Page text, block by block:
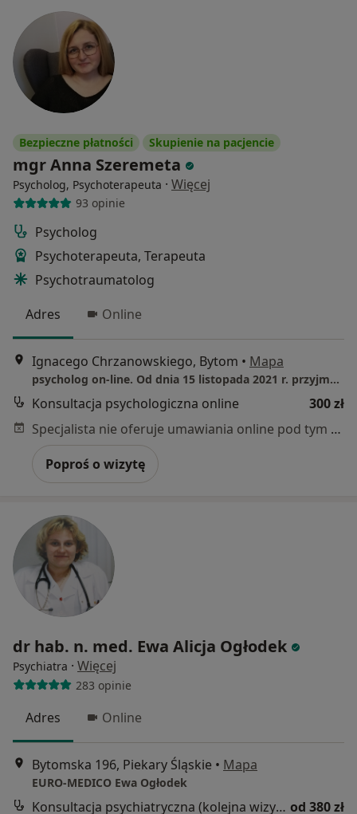
Bezpieczne płatności Skupienie na pacjencie
mgr Anna Szeremeta
Psycholog, Psychoterapeuta · Więcej
93 opinie
Psycholog
Psychoterapeuta, Terapeuta
Psychotraumatolog
Adres
Online
Ignacego Chrzanowskiego, Bytom • Mapa
psycholog on-line. Od dnia 15 listopada 2021 r. przyjmuję w gabinecie w Tarnowskich Górach przy ul. Sienkiewicza 17/7
Konsultacja psychologiczna online
300 zł
Specjalista nie oferuje umawiania online pod tym adresem.
Poproś o wizytę
dr hab. n. med. Ewa Alicja Ogłodek
Psychiatra · Więcej
283 opinie
Adres Online
Bytomska 196, Piekary Śląskie • Mapa
EURO-MEDICO Ewa Ogłodek
Konsultacja psychiatryczna (kolejna wizyta) od 380 zł